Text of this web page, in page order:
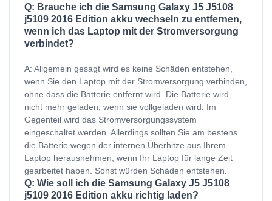
Q: Brauche ich die Samsung Galaxy J5 J5108
j5109 2016 Edition akku wechseln zu entfernen,
wenn ich das Laptop mit der Stromversorgung
verbindet?
A: Allgemein gesagt wird es keine Schäden entstehen,
wenn Sie den Laptop mit der Stromversorgung verbinden,
ohne dass die Batterie entfernt wird. Die Batterie wird
nicht mehr geladen, wenn sie vollgeladen wird. Im
Gegenteil wird das Stromversorgungssystem
eingeschaltet werden. Allerdings sollten Sie am bestens
die Batterie wegen der internen Überhitze aus Ihrem
Laptop herausnehmen, wenn Ihr Laptop für lange Zeit
gearbeitet haben. Sonst würden Schäden entstehen.
Q: Wie soll ich die Samsung Galaxy J5 J5108
j5109 2016 Edition akku richtig laden?